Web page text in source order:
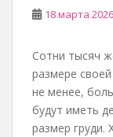
18 марта
Сотни тысяч
размере
не менее,
будут иметь
размер